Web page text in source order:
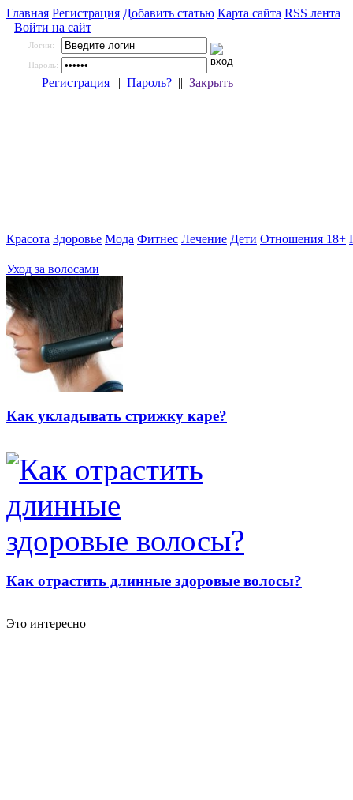
Главная Регистрация Добавить статью Карта сайта RSS лента
Войти на сайт
Логин:
Пароль:
Регистрация || Пароль? || Закрыть
Красота Здоровье Мода Фитнес Лечение Дети Отношения 18+
Уход за волосами
Как укладывать стрижку каре?
Как отрастить длинные здоровые волосы?
Это интересно